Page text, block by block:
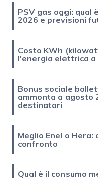
PSV gas oggi: qual
2026 e previsioni
Costo KWh
l'energia elettrica a
Bonus sociale
ammonta a agosto
destinatari
Meglio Enel o
confronto
Qual è il consumo